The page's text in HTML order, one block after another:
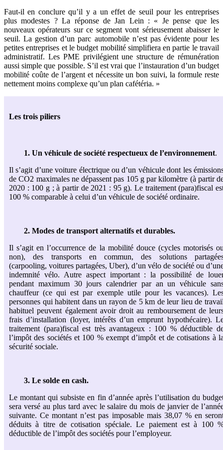
Faut-il en conclure qu’il y a un effet de seuil pour les entreprises
plus modestes ? La réponse de Jan Lein : « Je pense que les
nouveaux opérateurs sur ce segment vont sérieusement abaisser le
seuil. La gestion d’un parc automobile n’est pas évidente pour les
petites entreprises et le budget mobilité simplifiera en partie le travail
administratif. Les PME privilégient une structure de rémunération
aussi simple que possible. S’il est vrai que l’instauration d’un budget
mobilité coûte de l’argent et nécessite un bon suivi, la formule reste
nettement moins complexe qu’un plan cafétéria. »
Les trois piliers
1. Un véhicule de société respectueux de l’environnement.
Il s’agit d’une voiture électrique ou d’un véhicule dont les
de CO2 maximales ne dépassent pas 105 g par kilomètre (à partir
2020 : 100 g ; à partir de 2021 : 95 g). Le traitement (para)fiscal
100 % comparable à celui d’un véhicule de société ordinaire.
2. Modes de transport alternatifs et durables.
Il s’agit en l’occurrence de la mobilité douce (cycles motorisés
non), des transports en commun, des solutions
(carpooling, voitures partagées, Uber), d’un vélo de société ou
indemnité vélo. Autre aspect important : la possibilité de
pendant maximum 30 jours calendrier par an un véhicule
chauffeur (ce qui est par exemple utile pour les vacances).
personnes qui habitent dans un rayon de 5 km de leur lieu de
habituel peuvent également avoir droit au remboursement de
frais d’installation (loyer, intérêts d’un emprunt hypothécaire).
traitement (para)fiscal est très avantageux : 100 % déductible
l’impôt des sociétés et 100 % exempt d’impôt et de cotisations à
sécurité sociale.
3. Le solde en cash.
Le montant qui subsiste en fin d’année après l’utilisation du
sera versé au plus tard avec le salaire du mois de janvier de
suivante. Ce montant n’est pas imposable mais 38,07 % en
déduits à titre de cotisation spéciale. Le paiement est à 100
déductible de l’impôt des sociétés pour l’employeur.